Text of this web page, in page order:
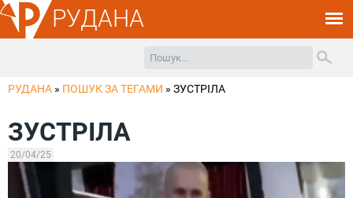
РУДАНА
РУДАНА » ПОШУК ЗА ТЕГАМИ » ЗУСТРІЛА
ЗУСТРІЛА
20/04/25